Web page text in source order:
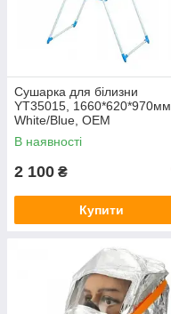
Сушарка для білизни
YT35015, 1660*620*970мм,
White/Blue, OEM
В наявності
2 100 ₴
Купити